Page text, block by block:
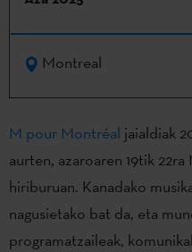
Montreal
M pour Montréal jaialdiak
aurten, azaroaren 19tik
hiriburuan. Kanadako
nagusietako bat da, eta
programatzaileak,